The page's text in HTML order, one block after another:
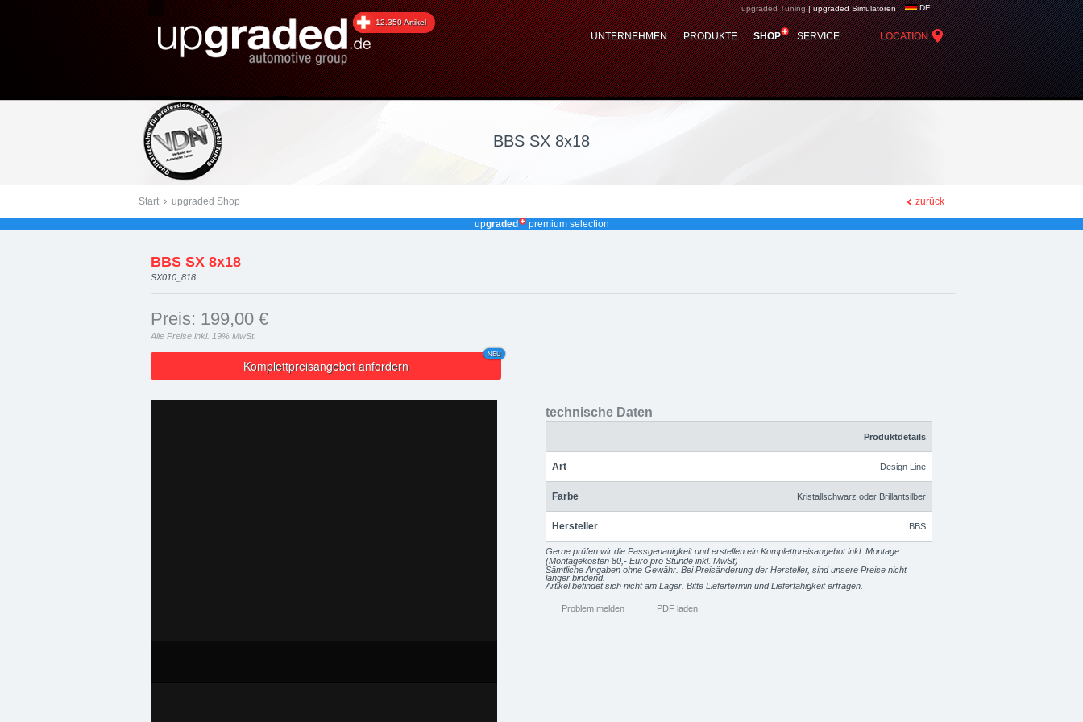
Datenblatt: BBS SX 8x18 SX010_818
12.350 Artikel
DE
LOCATION
SERVICE
SHOP
PRODUKTE
UNTERNEHMEN
upgraded Tuning|upgraded Simulatoren
BBS SX 8x18
Start upgraded Shop
zurück
upgraded premium selection
BBS SX 8x18
SX010_818
Preis: 199,00 €
Alle Preise inkl. 19% MwSt.
Komplettpreisangebot anfordern
NEU
technische Daten
Produktdetails
Design Line
Art
Kristallschwarz oder Brillantsilber
Farbe
BBS
Hersteller
Gerne prüfen wir die Passgenauigkeit und erstellen ein Komplettpreisangebot inkl. Montage.
(Montagekosten 80,- Euro pro Stunde inkl. MwSt)
Sämtliche Angaben ohne Gewähr. Bei Preisänderung der Hersteller, sind unsere Preise nicht
länger bindend.
Artikel befindet sich nicht am Lager. Bitte Liefertermin und Lieferfähigkeit erfragen.
Problem melden PDF laden